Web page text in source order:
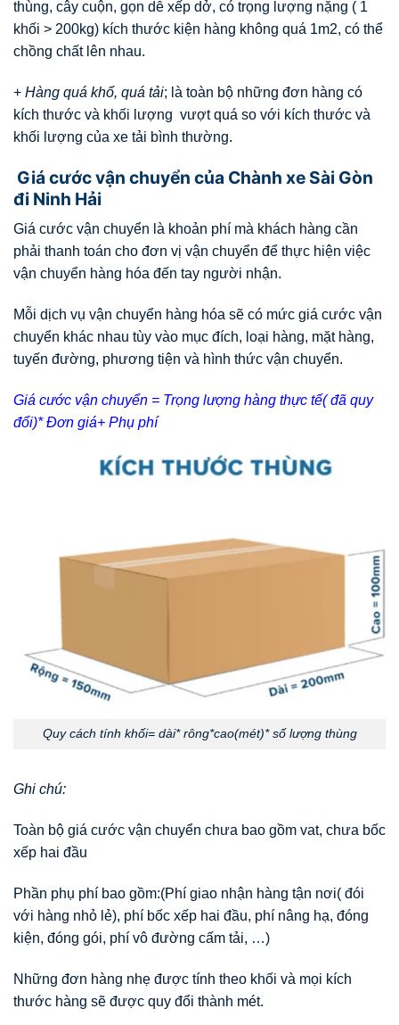
thùng, cây cuộn, gọn dễ xếp dở, có trọng lượng nặng ( 1
khối > 200kg) kích thước kiện hàng không quá 1m2, có thể
chồng chất lên nhau.
+ Hàng quá khổ, quá tải; là toàn bộ những đơn hàng có
kích thước và khối lượng vượt quá so với kích thước và
khối lượng của xe tải bình thường.
Giá cước vận chuyển của Chành xe Sài Gòn
đi Ninh Hải
Giá cước vận chuyển là khoản phí mà khách hàng cần
phải thanh toán cho đơn vị vận chuyển để thực hiện việc
vận chuyển hàng hóa đến tay người nhận.
Mỗi dịch vụ vận chuyển hàng hóa sẽ có mức giá cước vận
chuyển khác nhau tùy vào mục đích, loại hàng, mặt hàng,
tuyến đường, phương tiện và hình thức vận chuyển.
Giá cước vận chuyển = Trọng lượng hàng thực tế( đã quy
đổi)* Đơn giá+ Phụ phí
Quy cách tính khối= dài* rông*cao(mét)* số lượng thùng
Ghi chú:
Toàn bộ giá cước vận chuyển chưa bao gồm vat, chưa bốc
xếp hai đầu
Phần phụ phí bao gồm:(Phí giao nhận hàng tận nơi( đói
với hàng nhỏ lẻ), phí bốc xếp hai đầu, phí nâng hạ, đóng
kiện, đóng gói, phí vô đường cấm tải, …)
Những đơn hàng nhẹ được tính theo khối và mọi kích
thước hàng sẽ được quy đổi thành mét.